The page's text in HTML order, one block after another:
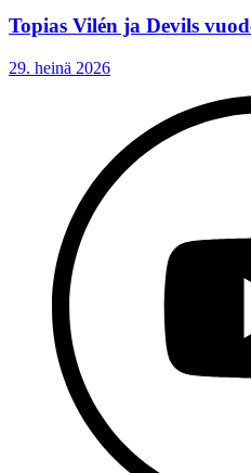
Topias Vilén ja Devils
29. heinä 2026